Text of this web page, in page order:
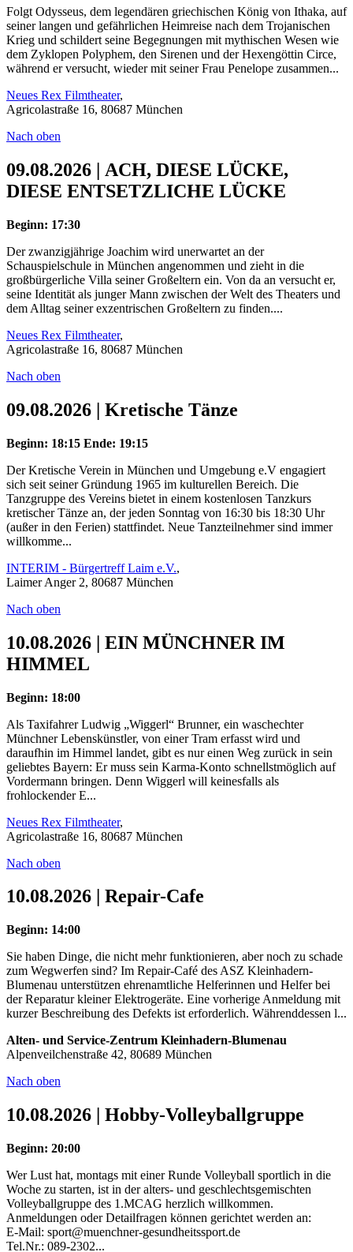
Folgt Odysseus, dem legendären griechischen König von Ithaka, auf
seiner langen und gefährlichen Heimreise nach dem Trojanischen
Krieg und schildert seine Begegnungen mit mythischen Wesen wie
dem Zyklopen Polyphem, den Sirenen und der Hexengöttin Circe,
während er versucht, wieder mit seiner Frau Penelope zusammen...
Neues Rex Filmtheater,
Agricolastraße 16, 80687 München
Nach oben
09.08.2026 | ACH, DIESE LÜCKE,
DIESE ENTSETZLICHE LÜCKE
Beginn: 17:30
Der zwanzigjährige Joachim wird unerwartet an der
Schauspielschule in München angenommen und zieht in die
großbürgerliche Villa seiner Großeltern ein. Von da an versucht er,
seine Identität als junger Mann zwischen der Welt des Theaters und
dem Alltag seiner exzentrischen Großeltern zu finden....
Neues Rex Filmtheater,
Agricolastraße 16, 80687 München
Nach oben
09.08.2026 | Kretische Tänze
Beginn: 18:15 Ende: 19:15
Der Kretische Verein in München und Umgebung e.V engagiert
sich seit seiner Gründung 1965 im kulturellen Bereich. Die
Tanzgruppe des Vereins bietet in einem kostenlosen Tanzkurs
kretischer Tänze an, der jeden Sonntag von 16:30 bis 18:30 Uhr
(außer in den Ferien) stattfindet. Neue Tanzteilnehmer sind immer
willkomme...
INTERIM - Bürgertreff Laim e.V.,
Laimer Anger 2, 80687 München
Nach oben
10.08.2026 | EIN MÜNCHNER IM
HIMMEL
Beginn: 18:00
Als Taxifahrer Ludwig „Wiggerl“ Brunner, ein waschechter
Münchner Lebenskünstler, von einer Tram erfasst wird und
daraufhin im Himmel landet, gibt es nur einen Weg zurück in sein
geliebtes Bayern: Er muss sein Karma-Konto schnellstmöglich auf
Vordermann bringen. Denn Wiggerl will keinesfalls als
frohlockender E...
Neues Rex Filmtheater,
Agricolastraße 16, 80687 München
Nach oben
10.08.2026 | Repair-Cafe
Beginn: 14:00
Sie haben Dinge, die nicht mehr funktionieren, aber noch zu schade
zum Wegwerfen sind? Im Repair-Café des ASZ Kleinhadern-
Blumenau unterstützen ehrenamtliche Helferinnen und Helfer bei
der Reparatur kleiner Elektrogeräte. Eine vorherige Anmeldung mit
kurzer Beschreibung des Defekts ist erforderlich. Währenddessen l...
Alten- und Service-Zentrum Kleinhadern-Blumenau
Alpenveilchenstraße 42, 80689 München
Nach oben
10.08.2026 | Hobby-Volleyballgruppe
Beginn: 20:00
Wer Lust hat, montags mit einer Runde Volleyball sportlich in die
Woche zu starten, ist in der alters- und geschlechtsgemischten
Volleyballgruppe des 1.MCAG herzlich willkommen.
Anmeldungen oder Detailfragen können gerichtet werden an:
E-Mail: sport@muenchner-gesundheitssport.de
Tel.Nr.: 089-2302...